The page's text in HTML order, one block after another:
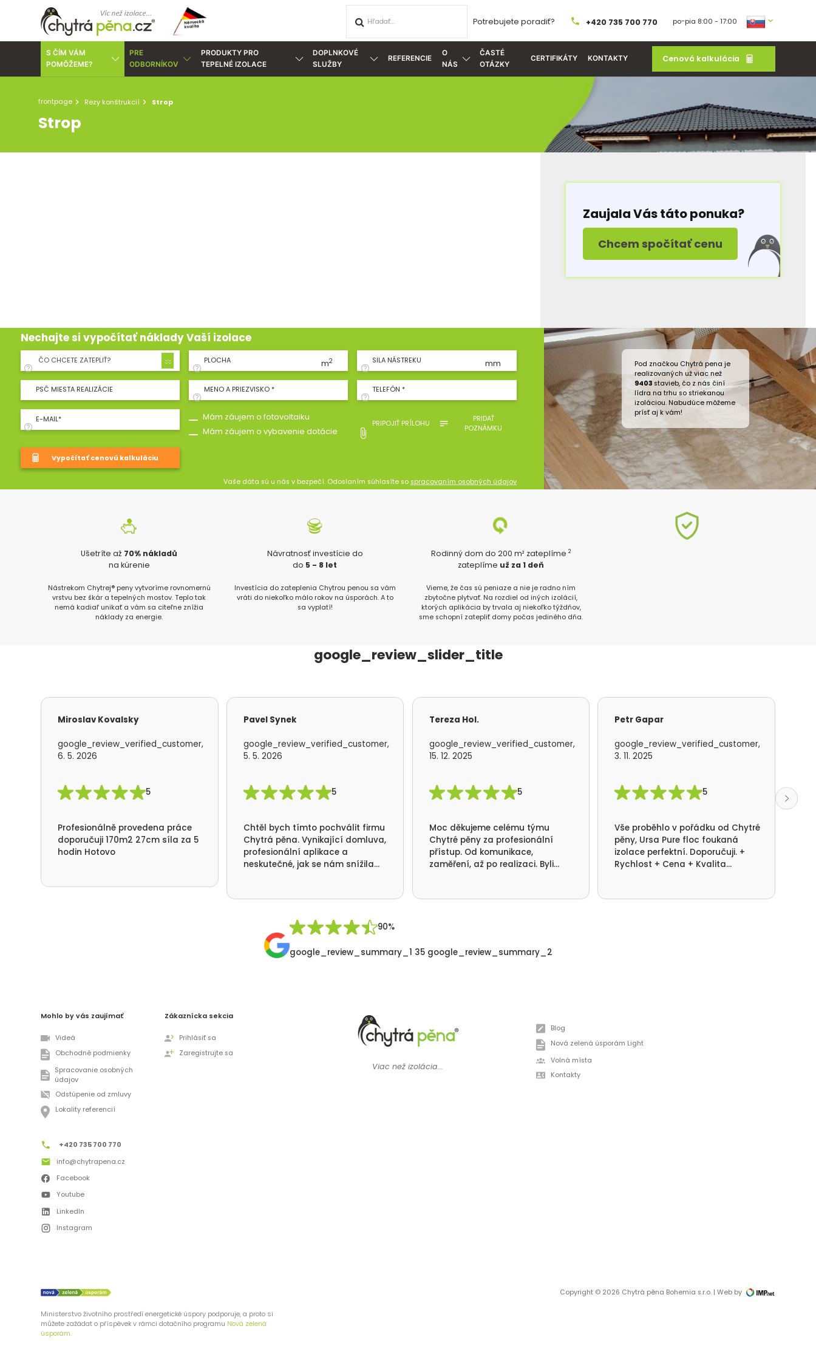
Potrebujete poradiť? +420 735 700 770 po−pia 8:00 - 17:00
S ČÍM VÁM
POMÔŽEME?
PRE
ODBORNÍKOV
PRODUKTY PRO
TEPELNÉ IZOLACE
DOPLNKOVÉ
SLUŽBY
REFERENCIE
O
NÁS
ČASTÉ
OTÁZKY
CERTIFIKÁTY KONTAKTY Cenová kalkulácia
frontpage Rezy konštrukcií Strop
Strop
Zaujala Vás táto ponuka?
Chcem spočítať cenu
Nechajte si vypočítať náklady Vaší izolace
ČO CHCETE ZATEPLIŤ? PLOCHA m2 SILA NÁSTREKU mm
PSČ MIESTA REALIZÁCIE MENO A PRIEZVISKO * TELEFÓN *
E-MAIL*
Mám záujem o fotovoltaiku
Mám záujem o vybavenie dotácie
PRIPOJIŤ PRÍLOHU
PRIDAŤ
POZNÁMKU
Vaše dáta sú u nás v bezpečí. Odoslaním súhlasíte so spracovaním osobných údajov
Pod značkou Chytrá pena je
realizovaných už viac než
9403 stavieb, čo z nás činí
lídra na trhu so striekanou
izoláciou. Nabudúce môžeme
prísť aj k vám!
Ušetríte až 70% nákladů
na kúrenie
Nástrekom Chytrej® peny vytvoríme rovnomernú
vrstvu bez škár a tepelných mostov. Teplo tak
nemá kadiaľ unikať a vám sa citeľne znížia
náklady za energie.
Návratnosť investície do
do 5 - 8 let
Investícia do zateplenia Chytrou penou sa vám
vráti do niekoľko málo rokov na úsporách. A to
sa vyplatí!
Rodinný dom do 200 m² zateplíme 2
zateplíme už za 1 deň
Vieme, že čas sú peniaze a nie je radno ním
zbytočne plytvať. Na rozdiel od iných izolácií,
ktorých aplikácia by trvala aj niekoľko týždňov,
sme schopní zatepliť domy počas jediného dňa.
google_review_slider_title
Miroslav Kovalsky
google_review_verified_customer,
6. 5. 2026
5
Profesionálně provedena práce
doporučuji 170m2 27cm síla za 5
hodin Hotovo
Pavel Synek
google_review_verified_customer,
5. 5. 2026
5
Chtěl bych tímto pochválit firmu
Chytrá pěna. Vynikající domluva,
profesionální aplikace a
neskutečné, jak se nám snížila
děkujeme za realizaci a přátelský
Deštné v Orlických horách
Tereza Hol.
google_review_verified_customer,
15. 12. 2025
5
Moc děkujeme celému týmu
Chytré pěny za profesionální
přístup. Od komunikace,
zaměření, až po realizaci. Byli
Petr Gapar
google_review_verified_customer,
3. 11. 2025
5
Vše proběhlo v pořádku od Chytré
pěny, Ursa Pure floc foukaná
izolace perfektní. Doporučuji. +
Rychlost + Cena + Kvalita
90%
google_review_summary_1 35 google_review_summary_2
Mohlo by vás zaujímať
Videá
Obchodné podmienky
Spracovanie osobných
údajov
Odstúpenie od zmluvy
Lokality referencií
Zákaznícka sekcia
Prihlásiť sa
Zaregistrujte sa
Viac než izolácia...
Blog
Nová zelená úsporám Light
Volná místa
Kontakty
+420 735 700 770
info@chytrapena.cz
Facebook
Youtube
LinkedIn
Instagram
Ministerstvo životního prostředí energetické úspory podporuje, a proto si
můžete zažádat o příspěvek v rámci dotačního programu Nová zelená
úsporám.
Copyright © 2026 Chytrá pěna Bohemia s.r.o. | Web by